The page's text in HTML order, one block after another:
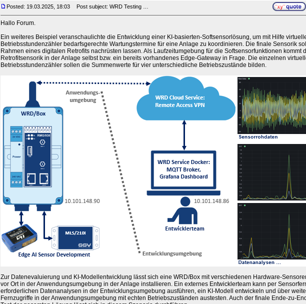
Posted: 19.03.2025, 18:03 Post subject: WRD Testing …
Hallo Forum.
Ein weiteres Beispiel veranschaulichte die Entwicklung einer KI-basierten-Softsensorlösung, um mit Hilfe
Betriebsstundenzähler bedarfsgerechte Wartungstermine für eine Anlage zu koordinieren. Die finale Sensorik
Rahmen eines digitalen Retrofits nachrüsten lassen. Als Laufzeitumgebung für die Softsensorfunktionen kommt
Retrofitsensorik in der Anlage selbst bzw. ein bereits vorhandenes Edge-Gateway in Frage. Die einzelnen
Betriebsstundenzähler sollen die Summenwerte für vier unterschiedliche Betriebszustände bilden.
Zur Datenevaluierung und KI-Modellentwicklung lässt sich eine WRD/Box mit verschiedenen Hardware-
vor Ort in der Anwendungsumgebung in der Anlage installieren. Ein externes Entwicklerteam kann per
erforderlichen Datenanalysen in der Entwicklungsumgebung ausführen, ein KI-Modell entwickeln und über
Fernzugriffe in der Anwendungsumgebung mit echten Betriebszuständen austesten. Auch der finale Ende-zu-